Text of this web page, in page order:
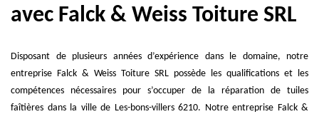
avec Falck & Weiss Toiture SRL
Disposant de plusieurs années d’expérience dans le domaine, notre
entreprise Falck & Weiss Toiture SRL possède les qualifications et les
compétences nécessaires pour s’occuper de la réparation de tuiles
faîtières dans la ville de Les-bons-villers 6210. Notre entreprise Falck &